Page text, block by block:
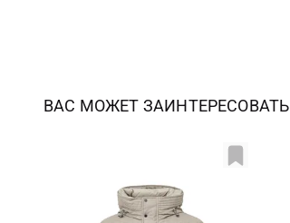
ВАС МОЖЕТ ЗАИНТЕРЕСОВАТЬ